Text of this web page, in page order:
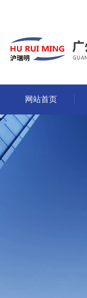
网站首页